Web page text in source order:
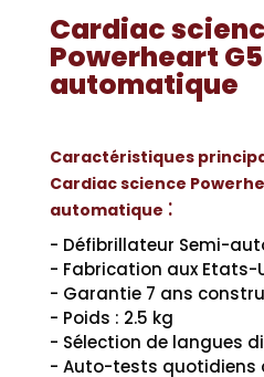
Cardiac
Powerheart
automatique
Caractéristiques
Cardiac science
automatique :
- Défibrillateur Semi-
- Fabrication aux Etats-
- Garantie 7 ans
- Poids : 2.5 kg
- Sélection de langues
- Auto-tests quotidiens